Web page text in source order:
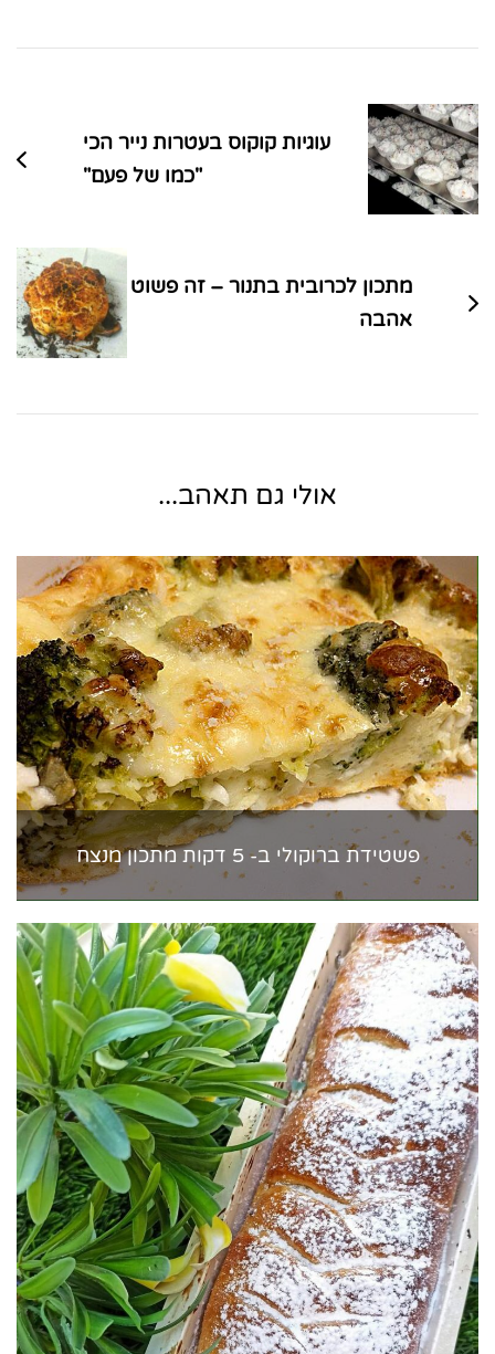
בפוסטים
עוגיות קוקוס בעטרות נייר הכי
"כמו של פעם"
מתכון לכרובית בתנור – זה פשוט
אהבה
אולי גם תאהב...
פשטידת ברוקולי ב- 5 דקות מתכון מנצח